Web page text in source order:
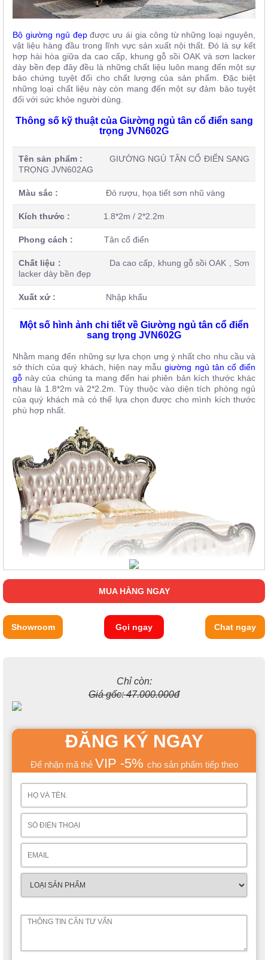
Bộ giường ngủ đẹpđược ưu ái gia công từ những loại nguyên,
vật liệu hàng đầu trong lĩnh vực sản xuất nội thất. Đó là sự kết
hợp hài hòa giữa da cao cấp, khung gỗ sồi OAK và sơn lacker
dày bền đẹp đây đều là những chất liệu luôn mang đến một sự
bảo chứng tuyệt đối cho chất lượng của sản phẩm. Đặc biệt
những loại chất liệu này còn mang đến một sự đảm bảo tuyệt
đối với sức khỏe người dùng.
Thông số kỹ thuật của Giường ngủ tân cổ điển sang
trọng JVN602G
Tên sản phẩm : GIƯỜNG NGỦ TÂN CỔ ĐIỂN SANG
TRỌNG JVN602AG
Màu sắc : Đỏ rượu, họa tiết sơn nhũ vàng
Kích thước : 1.8*2m / 2*2.2m
Phong cách : Tân cổ điển
Chất liệu : Da cao cấp, khung gỗ sồi OAK , Sơn
lacker dày bền đẹp
Xuất xứ : Nhập khẩu
Một số hình ảnh chi tiết về Giường ngủ tân cổ điển
sang trọng JVN602G
Nhằm mang đến những sự lựa chọn ưng ý nhất cho nhu cầu và
sở thích của quý khách, hiện nay mẫugiường ngủ tân cổ điển
gỗ này của chúng ta mang đến hai phiên bản kích thước khác
nhau là 1.8*2m và 2*2.2m. Tùy thuộc vào diện tích phòng ngủ
của quý khách mà có thể lựa chọn được cho mình kích thước
phù hợp nhất.
chạm khắc trên phần thành giường vẫn được mang đậm chất
MUA HÀNG NGAY
Showroom Gọi ngay Chat ngay
Chỉ còn:
Giá gốc:47.000.000đ
ĐĂNG KÝ NGAY
Để nhận mã thẻ VIP -5% cho sản phẩm tiếp theo